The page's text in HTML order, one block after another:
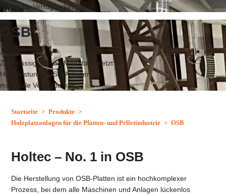
maximale Verfügbarkeit
OSB
Zuverlässigkeit, die Maßstäbe setzt –
Hochleistungs-OSB-Anlagen für
maximale Verfügbarkeit
Startseite > Produkte >
Holzplatzanlagen für die Platten- und Pelletindustrie > OSB
Holtec – No. 1 in OSB
Die Herstellung von OSB-Platten ist ein hochkomplexer
Prozess, bei dem alle Maschinen und Anlagen lückenlos